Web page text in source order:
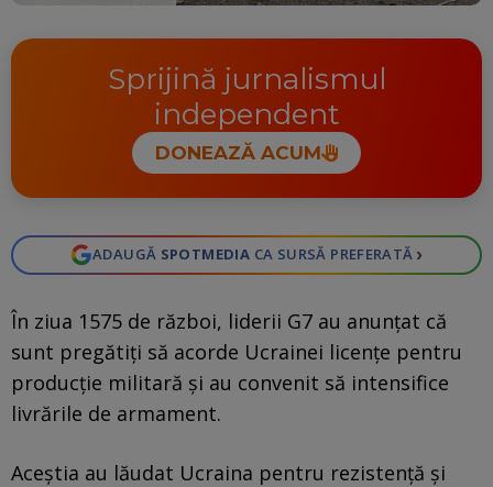
Sprijină jurnalismul
independent
DONEAZĂ ACUM
ADAUGĂ SPOTMEDIA CA SURSĂ PREFERATĂ ›
În ziua 1575 de război, liderii G7 au anunțat că
sunt pregătiți să acorde Ucrainei licențe pentru
producție militară și au convenit să intensifice
livrările de armament.
Aceștia au lăudat Ucraina pentru rezistență și